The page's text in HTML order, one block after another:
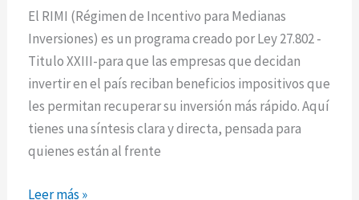
El RIMI (Régimen de Incentivo para Medianas
Inversiones) es un programa creado por Ley 27.802 -
Titulo XXIII-para que las empresas que decidan
invertir en el país reciban beneficios impositivos que
les permitan recuperar su inversión más rápido. Aquí
tienes una síntesis clara y directa, pensada para
quienes están al frente
Medianas
Inversiones
Ley
27.802
Leer más »